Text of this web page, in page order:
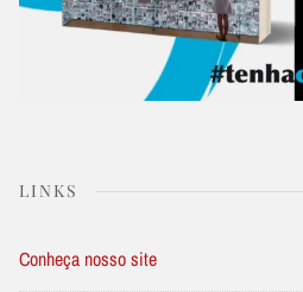
LINKS
Conheça nosso site